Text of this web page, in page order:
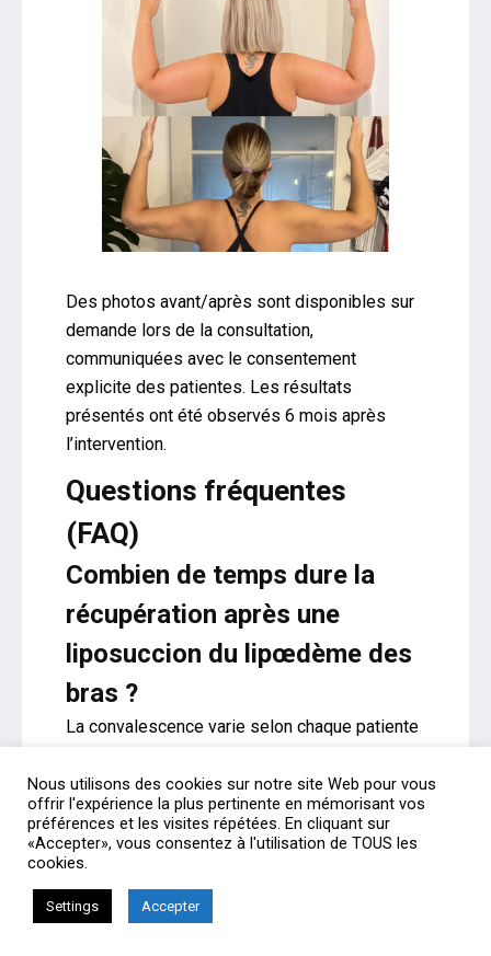
Des photos avant/après sont disponibles sur
demande lors de la consultation,
communiquées avec le consentement
explicite des patientes. Les résultats
présentés ont été observés 6 mois après
l’intervention.
Questions fréquentes
(FAQ)
Combien de temps dure la
récupération après une
liposuccion du lipœdème des
bras ?
La convalescence varie selon chaque patiente
activités professionnelles légères peuvent
être reprises au bout de 10 à 14 jours. La
pratique sportive est autorisée
progressivement après 6 semaines. Le
résultat esthétique définitif est visible entre 3
et 6 mois, une fois les gonflements post-
Nous utilisons des cookies sur notre site Web pour vous
offrir l'expérience la plus pertinente en mémorisant vos
préférences et les visites répétées. En cliquant sur
«Accepter», vous consentez à l'utilisation de TOUS les
cookies.
Settings Accepter